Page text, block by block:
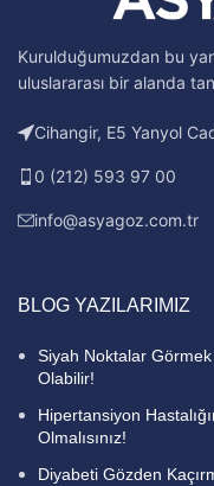
Kurulduğumuzdan bu
uluslararası bir alanda
Cihangir, E5 Yanyol
0 (212) 593 97 00
info@asyagoz.com.tr
BLOG YAZILARIMIZ
Siyah Noktalar Görmek
Olabilir!
Hipertansiyon
Olmalısınız!
Diyabeti Gözden